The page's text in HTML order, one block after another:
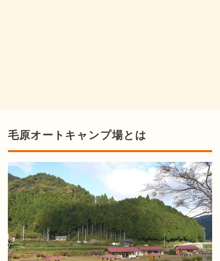
毛原オートキャンプ場とは